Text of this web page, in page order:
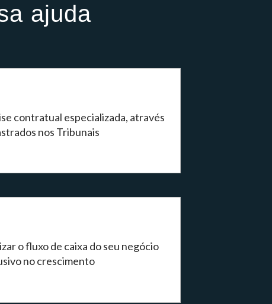
ajuda
contratual especializada, através
nos Tribunais
o fluxo de caixa do seu negócio
no crescimento